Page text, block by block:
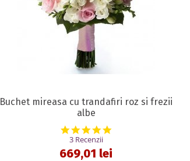
Buchet mireasa cu trandafiri roz si frezii
albe
5.0 star rating
3 Recenzii
669,01 lei